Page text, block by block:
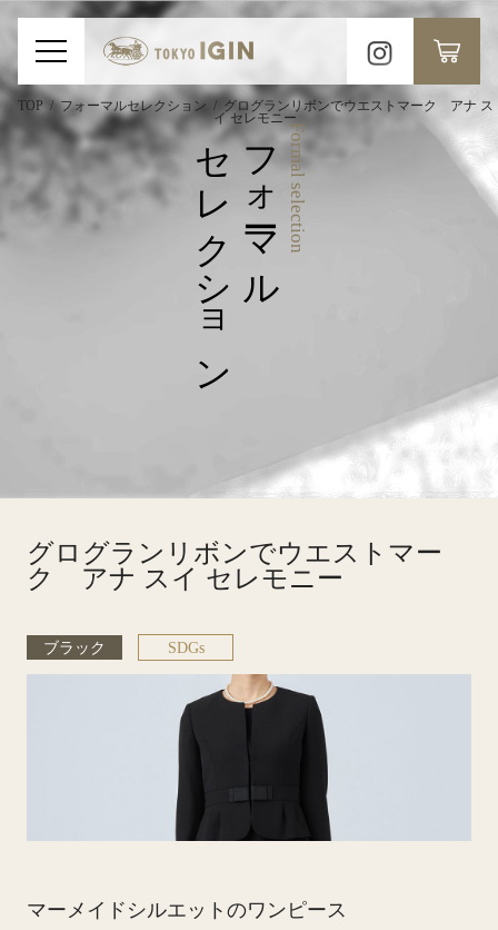
Formal selection
フォーマル
セレクション
TOP フォーマルセレクション グログランリボンでウエストマーク アナ ス
イ セレモニー
グログランリボンでウエストマー
ク アナ スイ セレモニー
ブラック SDGs
マーメイドシルエットのワンピース